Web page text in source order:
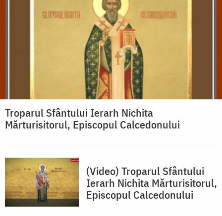
Troparul Sfântului Ierarh Nichita
Mărturisitorul, Episcopul Calcedonului
(Video) Troparul Sfântului
Ierarh Nichita Mărturisitorul,
Episcopul Calcedonului